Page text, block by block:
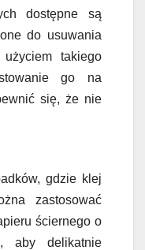
dostępne są
do usuwania
takiego
go na
się, że nie
gdzie klej
zastosować
ściernego o
aby delikatnie